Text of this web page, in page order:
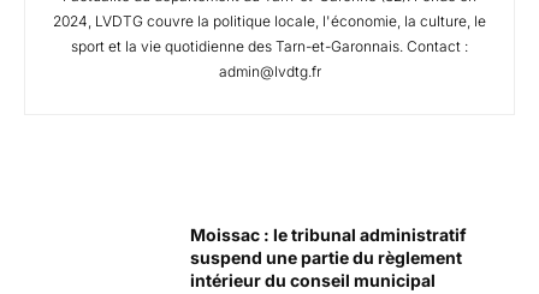
2024, LVDTG couvre la politique locale, l'économie, la culture, le
sport et la vie quotidienne des Tarn-et-Garonnais. Contact :
admin@lvdtg.fr
Moissac : le tribunal administratif
suspend une partie du règlement
intérieur du conseil municipal